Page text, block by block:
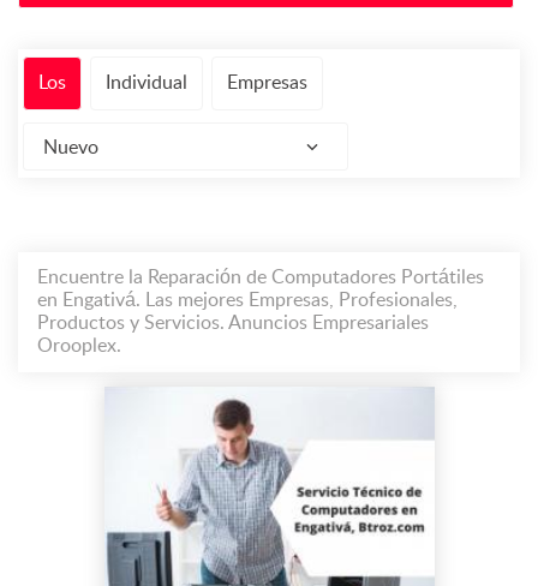
Los Individual Empresas
Nuevo
Encuentre la Reparación de Computadores Portátiles
en Engativá. Las mejores Empresas, Profesionales,
Productos y Servicios. Anuncios Empresariales
Orooplex.